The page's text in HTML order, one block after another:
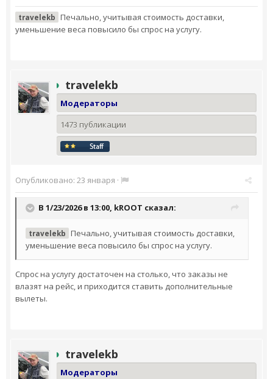
travelekb Печально, учитывая стоимость доставки,
уменьшение веса повысило бы спрос на услугу.
travelekb
Модераторы
1473 публикации
Опубликовано: 23 января ·
В 1/23/2026 в 13:00, kROOT сказал:
travelekb Печально, учитывая стоимость доставки,
уменьшение веса повысило бы спрос на услугу.
Спрос на услугу достаточен на столько, что заказы не
влазят на рейс, и приходится ставить дополнительные
вылеты.
travelekb
Модераторы